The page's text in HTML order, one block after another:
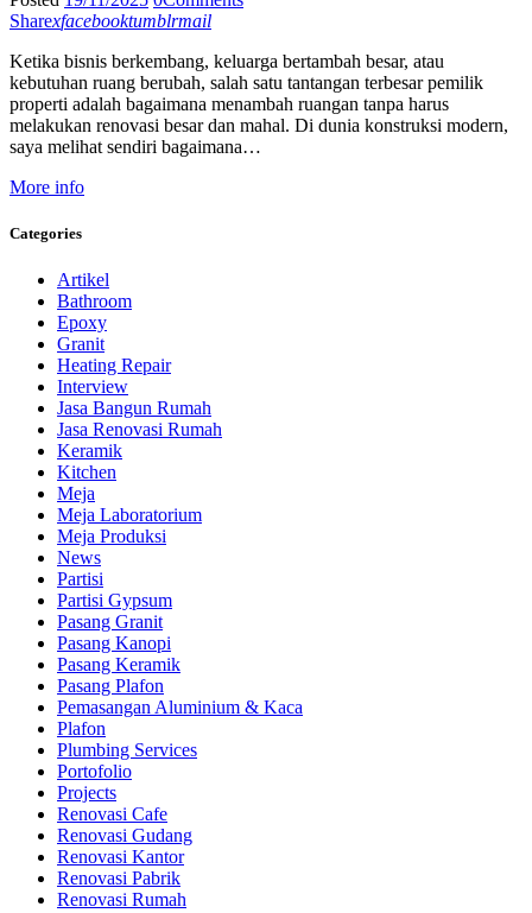
Sharexfacebooktumblrmail
Ketika bisnis berkembang, keluarga bertambah besar, atau
kebutuhan ruang berubah, salah satu tantangan terbesar pemilik
properti adalah bagaimana menambah ruangan tanpa harus
melakukan renovasi besar dan mahal. Di dunia konstruksi modern,
saya melihat sendiri bagaimana…
More info
Categories
Artikel
Bathroom
Epoxy
Granit
Heating Repair
Interview
Jasa Bangun Rumah
Jasa Renovasi Rumah
Keramik
Kitchen
Meja
Meja Laboratorium
Meja Produksi
News
Partisi
Partisi Gypsum
Pasang Granit
Pasang Kanopi
Pasang Keramik
Pasang Plafon
Pemasangan Aluminium & Kaca
Plafon
Plumbing Services
Portofolio
Projects
Renovasi Cafe
Renovasi Gudang
Renovasi Kantor
Renovasi Pabrik
Renovasi Rumah